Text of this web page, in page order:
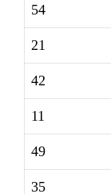
54
21
42
11
49
35